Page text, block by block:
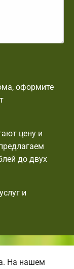
оформите
цену и
до двух
и
На нашем